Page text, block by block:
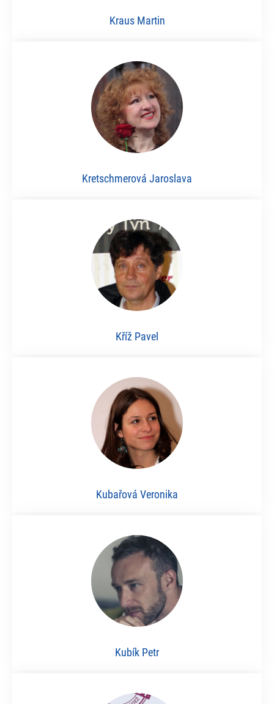
Kraus Martin
Kretschmerová Jaroslava
Kříž Pavel
Kubařová Veronika
Kubík Petr